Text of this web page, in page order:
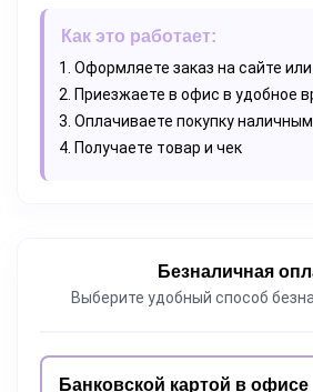
Как это работает:
Оформляете заказ на сайте
Приезжаете в офис в удобное
Оплачиваете покупку
Получаете товар и чек
Безналичная
Выберите удобный способ
Банковской картой в офисе